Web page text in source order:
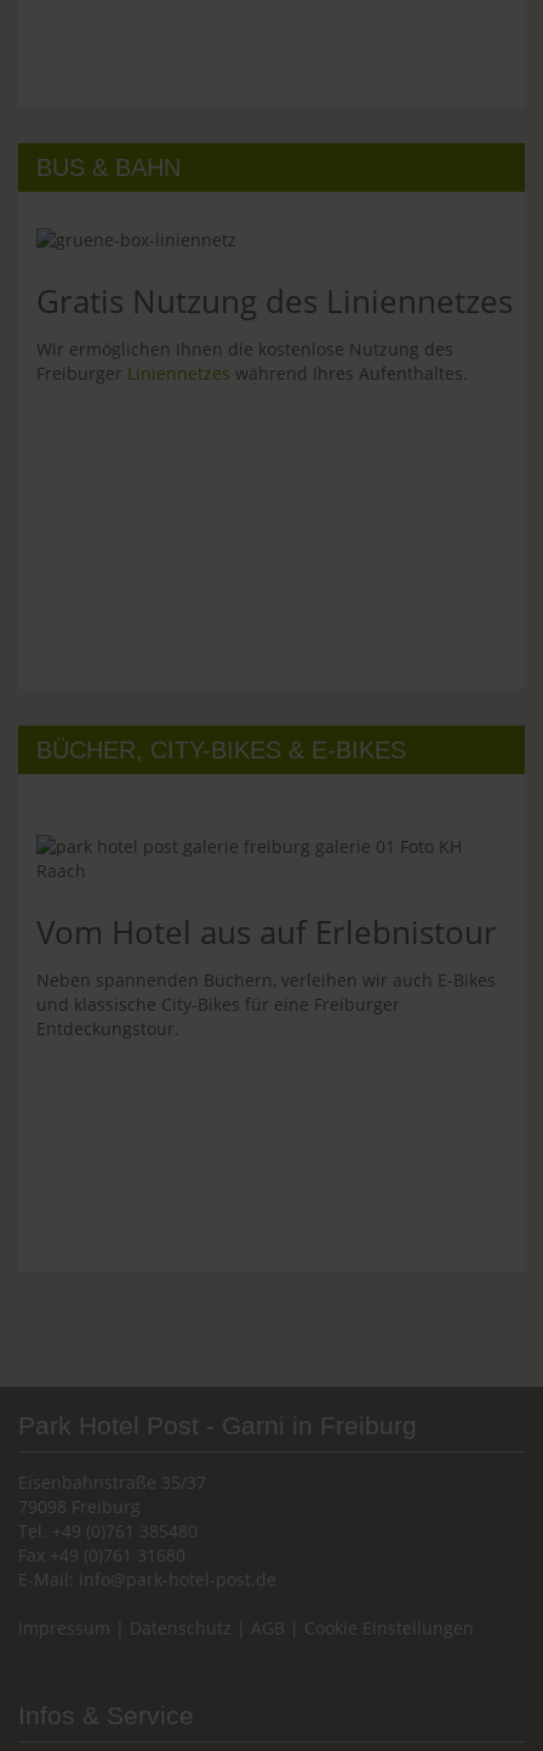
BUS & BAHN
Gratis Nutzung des Liniennetzes
Wir ermöglichen Ihnen die kostenlose Nutzung des
Freiburger Liniennetzes während Ihres Aufenthaltes.
BÜCHER, CITY-BIKES & E-BIKES
Vom Hotel aus auf Erlebnistour
Neben spannenden Büchern, verleihen wir auch E-Bikes
und klassische City-Bikes für eine Freiburger
Entdeckungstour.
Park Hotel Post - Garni in Freiburg
Eisenbahnstraße 35/37
79098 Freiburg
Tel. +49 (0)761 385480
Fax +49 (0)761 31680
E-Mail:
info@park-hotel-post.de
Impressum Datenschutz AGB Cookie Einstellungen
Infos & Service